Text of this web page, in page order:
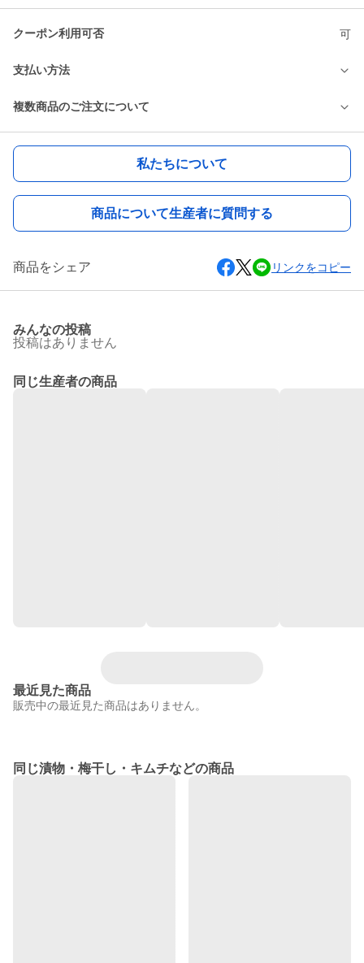
クーポン利用可否 可
支払い方法
複数商品のご注文について
私たちについて
商品について生産者に質問する
商品をシェア リンクをコピー
みんなの投稿
投稿はありません
同じ生産者の商品
最近見た商品
販売中の最近見た商品はありません。
同じ漬物・梅干し・キムチなどの商品